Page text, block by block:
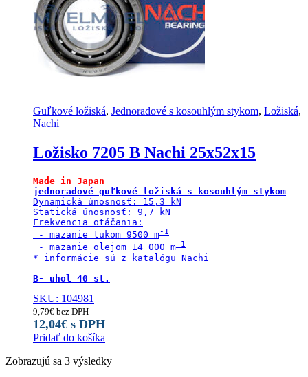
Guľkové ložiská, Jednoradové s kosouhlým stykom, Ložiská,
Nachi
Ložisko 7205 B Nachi 25x52x15
Made in Japan
jednoradové guľkové ložiská s kosouhlým stykom
Dynamická únosnosť: 15,3 kN
Statická únosnosť: 9,7 kN
Frekvencia otáčania:
- mazanie tukom 9500 m
- mazanie olejom 14 000 m
* informácie sú z katalógu Nachi
B- uhol 40 st.
SKU: 104981
9,79€ bez DPH
12,04€ s DPH
Pridať do košíka
Zobrazujú sa 3 výsledky